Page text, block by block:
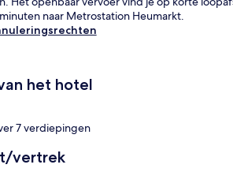
naar Metrostation Heumarkt.
het hotel
7 verdiepingen
vertrek